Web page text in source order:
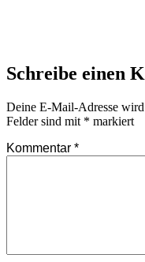
Schreibe einen
Deine E-Mail-Adresse
Felder sind mit * markiert
Kommentar *